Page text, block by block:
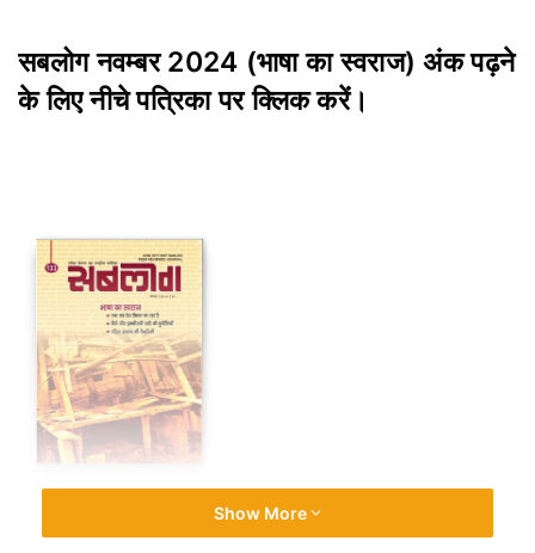
सबलोग नवम्बर 2024 (भाषा का स्वराज) अंक पढ़ने
के लिए नीचे पत्रिका पर क्लिक करें।
Show More